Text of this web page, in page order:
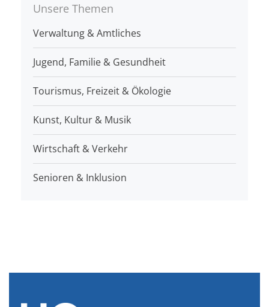
Unsere Themen
Verwaltung & Amtliches
Jugend, Familie & Gesundheit
Tourismus, Freizeit & Ökologie
Kunst, Kultur & Musik
Wirtschaft & Verkehr
Senioren & Inklusion